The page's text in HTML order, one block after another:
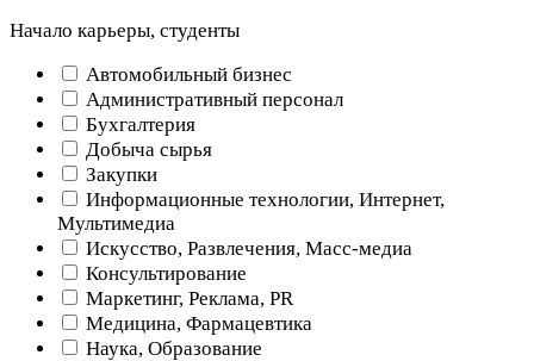
Начало карьеры, студенты
Автомобильный бизнес
Административный персонал
Бухгалтерия
Добыча сырья
Закупки
Информационные технологии, Интернет,
Мультимедиа
Искусство, Развлечения, Масс-медиа
Консультирование
Маркетинг, Реклама, PR
Медицина, Фармацевтика
Наука, Образование